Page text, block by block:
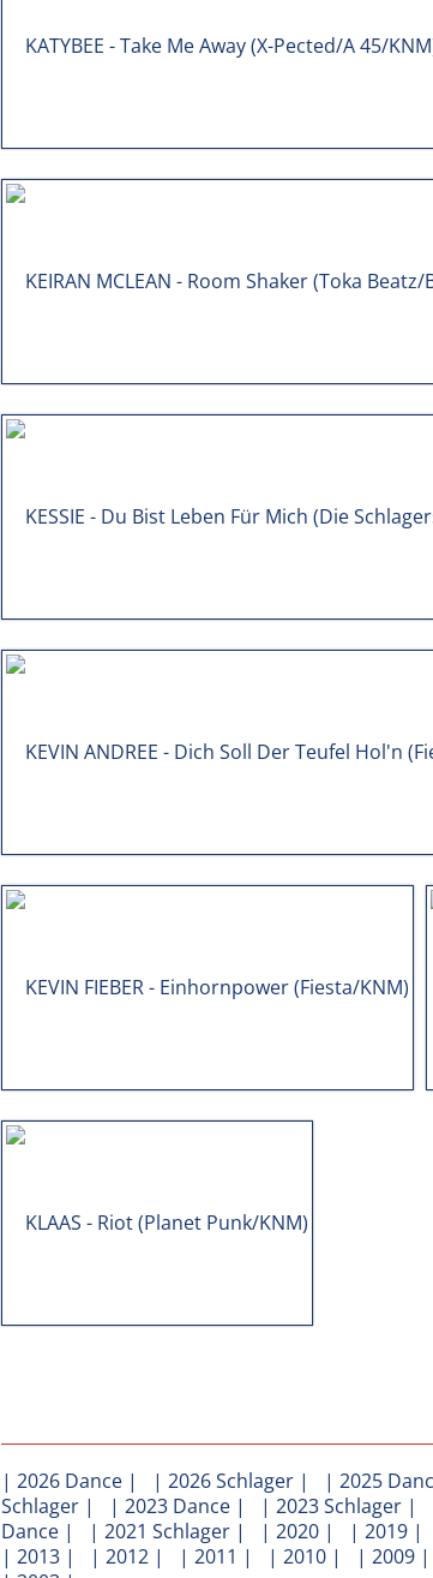
| 2026 Dance | | 2026 Schlager | | 2025
Schlager | | 2023 Dance | | 2023 Schlager |
Dance | | 2021 Schlager | | 2020 | | 2019 |
| 2013 | | 2012 | | 2011 | | 2010 | | 2009